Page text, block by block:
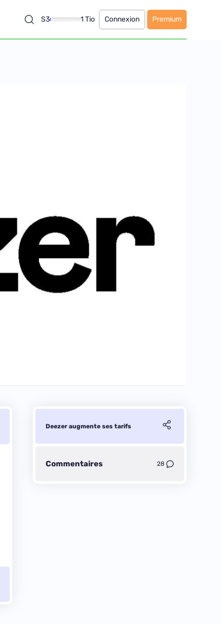
S3 1 Tio Connexion Premium
Deezer augmente ses tarifs
Commentaires 28